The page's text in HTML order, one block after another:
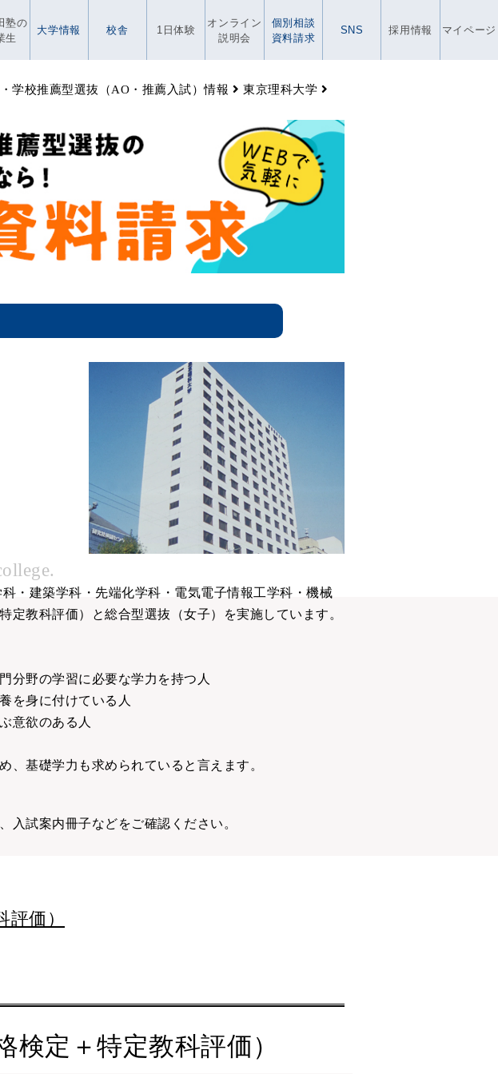
塾の
生
大学情報 校舎 1日体験
オンライン
説明会
個別相談
資料請求
SNS 採用情報 マイページ
学校推薦型選抜（AO・推薦入試）情報
東京理科大学
・建築学科・先端化学科・電気電子情報工学科・機械
教科評価）と総合型選抜（女子）を実施しています。
分野の学習に必要な学力を持つ人
を身に付けている人
意欲のある人
、基礎学力も求められていると言えます。
試案内冊子などをご確認ください。
価）
定＋特定教科評価）